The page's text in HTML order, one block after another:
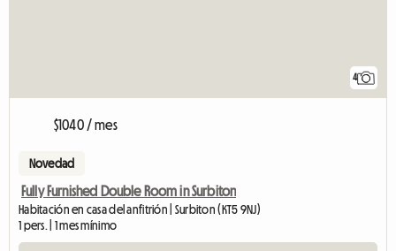
4
$1040 / mes
Novedad
Fully Furnished Double Room in Surbiton
Habitación en casa del anfitrión | Surbiton (KT5 9NJ)
1 pers. | 1 mes mínimo